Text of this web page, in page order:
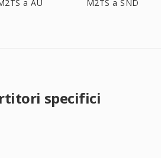
a AU M2TS a SND
specifici